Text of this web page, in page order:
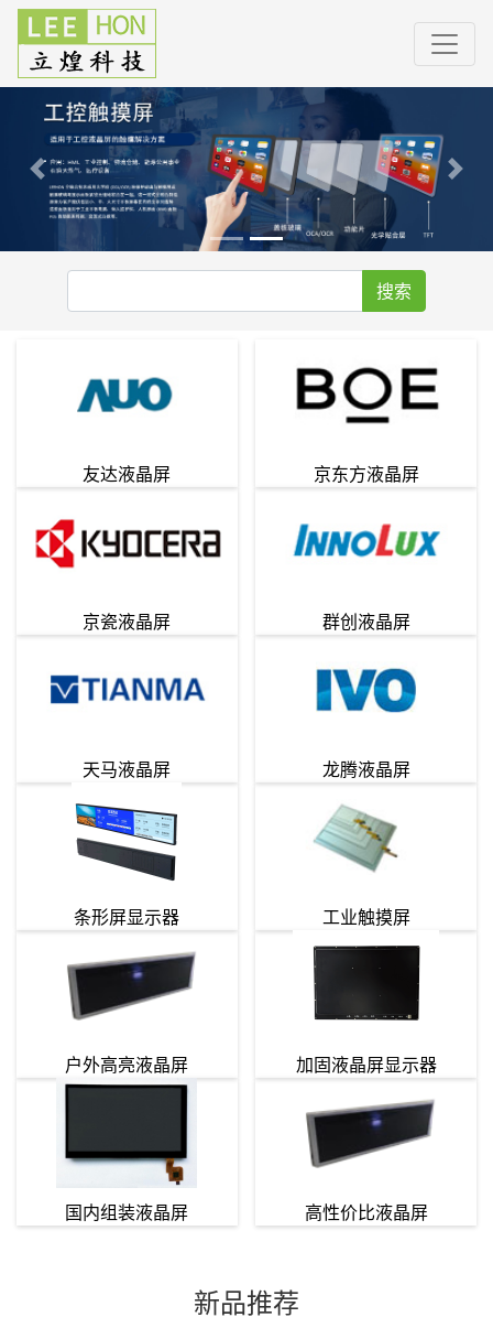
Previous Next
搜索
友达液晶屏 京东方液晶屏
京瓷液晶屏 群创液晶屏
天马液晶屏 龙腾液晶屏
条形屏显示器 工业触摸屏
户外高亮液晶屏 加固液晶屏显示器
国内组装液晶屏 高性价比液晶屏
新品推荐